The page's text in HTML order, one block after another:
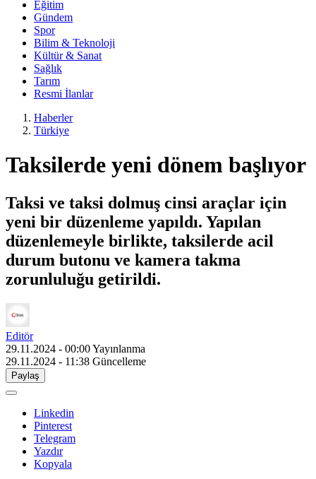
Eğitim
Gündem
Spor
Bilim & Teknoloji
Kültür & Sanat
Sağlık
Tarım
Resmi İlanlar
Haberler
Türkiye
Taksilerde yeni dönem başlıyor
Taksi ve taksi dolmuş cinsi araçlar için
yeni bir düzenleme yapıldı. Yapılan
düzenlemeyle birlikte, taksilerde acil
durum butonu ve kamera takma
zorunluluğu getirildi.
Editör
29.11.2024 - 00:00Yayınlanma
29.11.2024 - 11:38 Güncelleme
Paylaş
Linkedin
Pinterest
Telegram
Yazdır
Kopyala